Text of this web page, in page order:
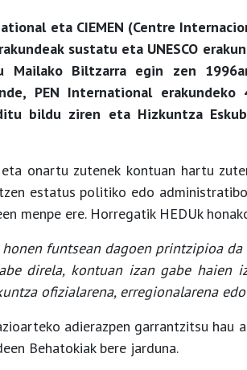
eta CIEMEN (Centre
sustatu eta UNESCO
Mailako Biltzarra egin zen
PEN International
bildu ziren eta Hizkuntza
onartu zutenek kontuan hartu
estatus politiko edo
menpe ere. Horregatik HEDUk
funtsean dagoen printzipioa
direla, kontuan izan gabe haien
ofizialarena, erregionalarena
adierazpen garrantzitsu hau
Behatokiak bere jarduna.